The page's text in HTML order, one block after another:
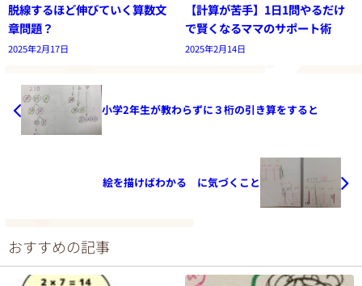
脱線するほど伸びていく算数文
章問題？
2025年2月17日
【計算が苦手】1日1問やるだけ
で賢くなるママのサポート術
2025年2月14日
小学2年生が教わらずに３桁の引き算をすると
絵を描けばわかる に気づくこと
おすすめの記事